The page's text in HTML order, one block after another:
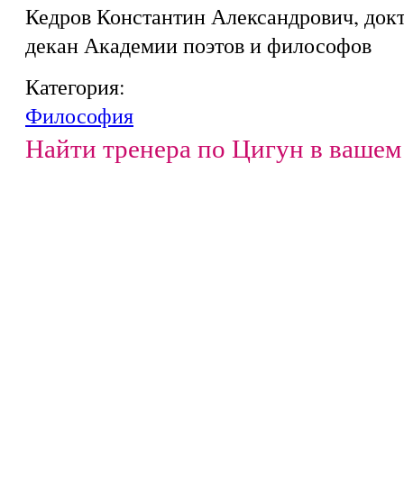
Кедров Константин Александрович,
декан Академии поэтов и философов
Категория:
Философия
Найти тренера по Цигун в вашем